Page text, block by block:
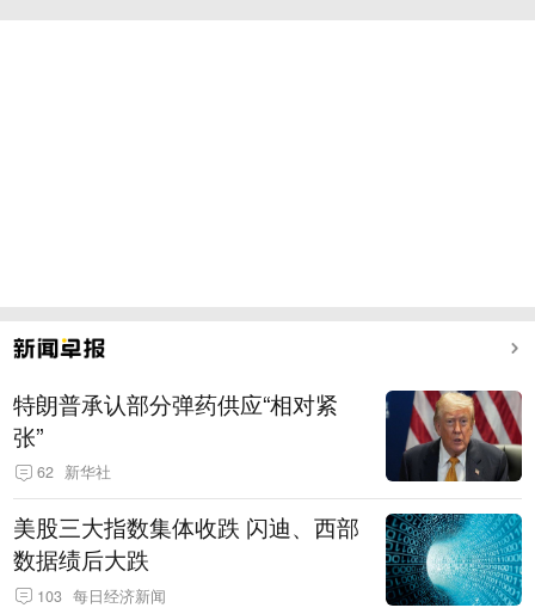
特朗普承认部分弹药供应“相对紧
张”
62 新华社
美股三大指数集体收跌 闪迪、西部
数据绩后大跌
103 每日经济新闻